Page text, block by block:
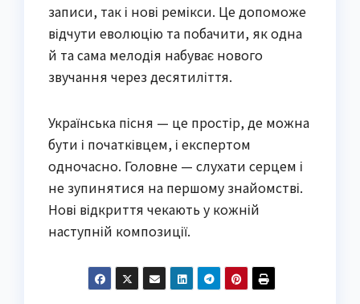
записи, так і нові ремікси. Це допоможе
відчути еволюцію та побачити, як одна
й та сама мелодія набуває нового
звучання через десятиліття.
Українська пісня — це простір, де можна
бути і початківцем, і експертом
одночасно. Головне — слухати серцем і
не зупинятися на першому знайомстві.
Нові відкриття чекають у кожній
наступній композиції.